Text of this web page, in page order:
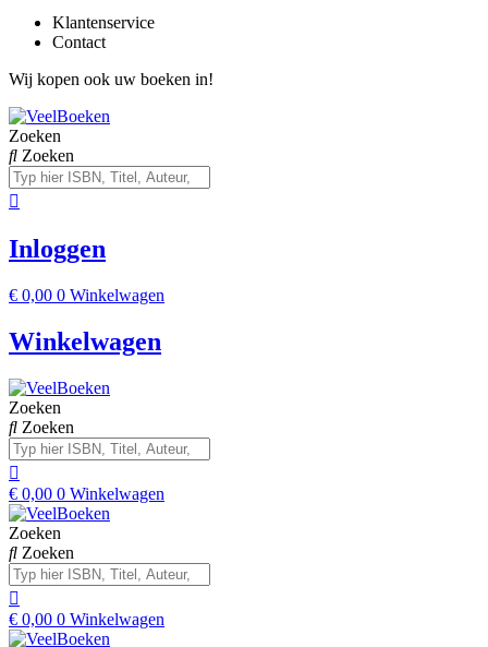
Klantenservice
Contact
Wij kopen ook uw boeken in!
Zoeken
Zoeken
Inloggen
€ 0,00 0 Winkelwagen
Winkelwagen
Zoeken
Zoeken
€ 0,00 0 Winkelwagen
Zoeken
Zoeken
€ 0,00 0 Winkelwagen